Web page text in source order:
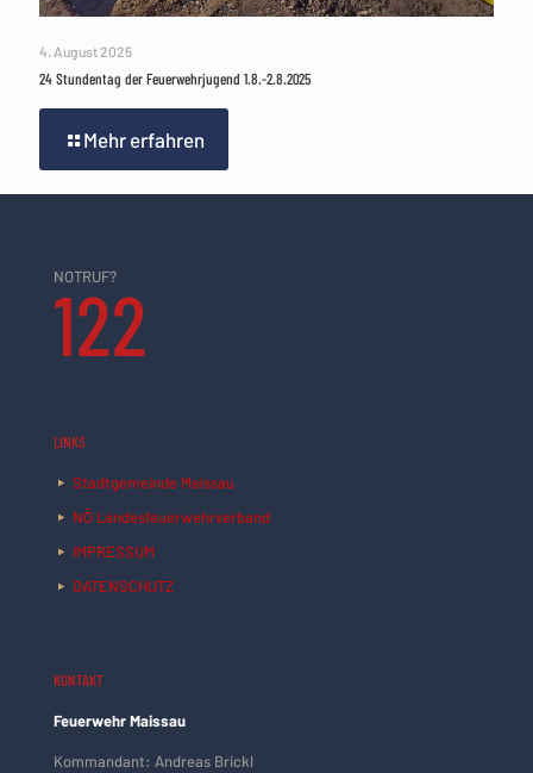
4. August 2025
24 Stundentag der Feuerwehrjugend 1.8.-2.8.2025
Mehr erfahren
NOTRUF?
122
LINKS
Stadtgemeinde Maissau
NÖ Landesfeuerwehrverband
IMPRESSUM
DATENSCHUTZ
KONTAKT
Feuerwehr Maissau
Kommandant: Andreas Brickl